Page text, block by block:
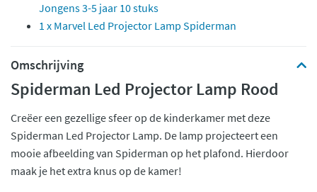
Jongens 3-5 jaar 10 stuks
1 x Marvel Led Projector Lamp Spiderman
Omschrijving
Spiderman Led Projector Lamp Rood
Creëer een gezellige sfeer op de kinderkamer met deze
Spiderman Led Projector Lamp. De lamp projecteert een
mooie afbeelding van Spiderman op het plafond. Hierdoor
maak je het extra knus op de kamer!